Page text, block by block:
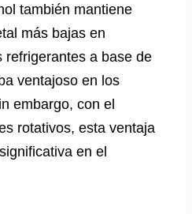
también mantiene
más bajas en
refrigerantes a base de
ventajoso en los
embargo, con el
rotativos, esta ventaja
en el